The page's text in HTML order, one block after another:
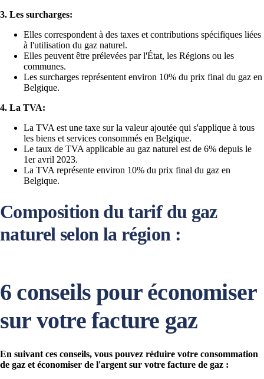
3. Les surcharges:
Elles correspondent à des taxes et contributions spécifiques liées
à l'utilisation du gaz naturel.
Elles peuvent être prélevées par l'État, les Régions ou les
communes.
Les surcharges représentent environ 10% du prix final du gaz en
Belgique.
4. La TVA:
La TVA est une taxe sur la valeur ajoutée qui s'applique à tous
les biens et services consommés en Belgique.
Le taux de TVA applicable au gaz naturel est de 6% depuis le
1er avril 2023.
La TVA représente environ 10% du prix final du gaz en
Belgique.
Composition du tarif du gaz
naturel selon la région :
6 conseils pour économiser
sur votre facture gaz
En suivant ces conseils, vous pouvez réduire votre consommation
de gaz et économiser de l'argent sur votre facture de gaz :